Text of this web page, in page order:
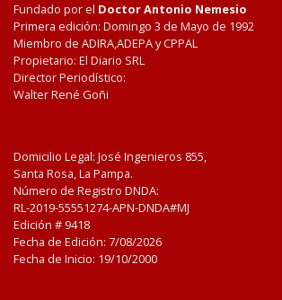
Fundado por el Doctor Antonio Nemesio
Primera edición: Domingo 3 de Mayo de 1992
Miembro de ADIRA,ADEPA y CPPAL
Propietario: El Diario SRL
Director Periodístico:
Walter René Goñi
Domicilio Legal: José Ingenieros 855,
Santa Rosa, La Pampa.
Número de Registro DNDA:
RL-2019-55551274-APN-DNDA#MJ
Edición # 9418
Fecha de Edición: 7/08/2026
Fecha de Inicio: 19/10/2000